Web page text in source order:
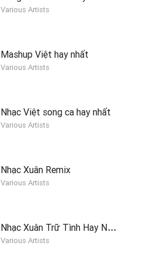
Various Artists
Mashup Việt hay nhất
Various Artists
Nhạc Việt song ca hay nhất
Various Artists
Nhạc Xuân Remix
Various Artists
N
hạc Xuân Trữ Tình Hay Nhất
Various Artists